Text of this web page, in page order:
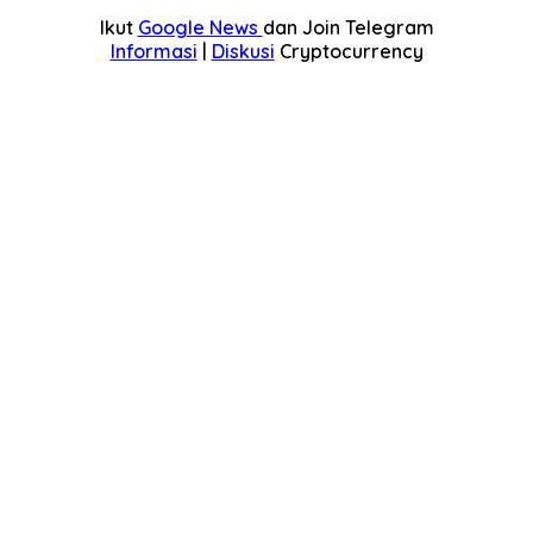
Ikut Google News dan Join Telegram
Informasi
Diskusi Cryptocurrency